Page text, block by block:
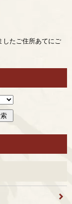
したご住所あてにご